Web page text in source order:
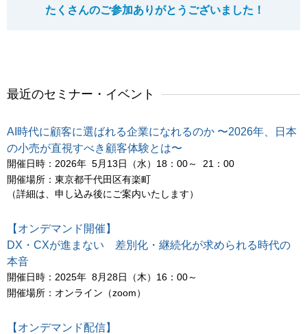
たくさんのご参加ありがとうございました！
最近のセミナー・イベント
AI時代に顧客に選ばれる企業になれるのか 〜2026年、日本
の小売が直視すべき顧客体験とは〜
開催日時：2026年 5月13日（水）18：00～ 21：00
開催場所：東京都千代田区有楽町
（詳細は、申し込み後にご案内いたします）
【オンデマンド開催】
DX・CXが進まない 差別化・継続化が求められる時代の
本音
開催日時：2025年 8月28日（木）16：00～
開催場所：オンライン（zoom）
【オンデマンド配信】